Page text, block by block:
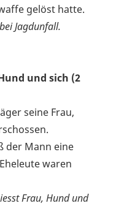
gelöst hatte.
Jagdunfall.
und sich (2
seine Frau,
der Mann eine
waren
Frau, Hund und